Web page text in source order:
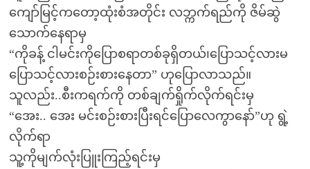
ကျော်မြင့်ကတော့ထုံးစံအတိုင်း လဘ္ကက်ရည်ကို ဇိမ်ဆွဲ
သောက်နေရာမှ
“ကိုခန့် ငါမင်းကိုပြောစရာတစ်ခုရှိတယ်၊ပြောသင့်လားမ
ပြောသင့်လားစဉ်းစားနေတာ” ဟုပြောလာသည်။
သူလည်း..စီးကရက်ကို တစ်ချက်ရှိုက်လိုက်ရင်းမှ
“အေး.. အေး မင်းစဉ်းစားပြီးရင်ပြောလေကွာနော်”ဟု ရွဲ့
လိုက်ရာ
သူ့ကိုမျက်လုံးပြူးကြည့်ရင်းမှ